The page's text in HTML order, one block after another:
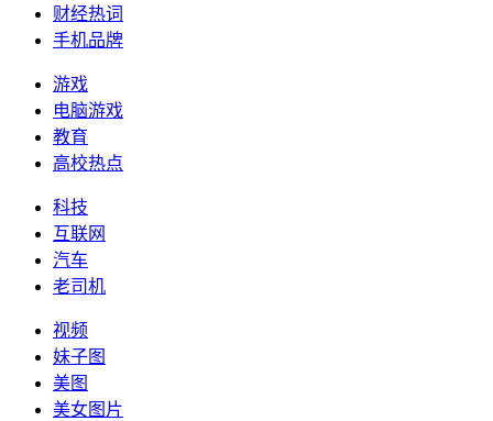
财经热词
手机品牌
游戏
电脑游戏
教育
高校热点
科技
互联网
汽车
老司机
视频
妹子图
美图
美女图片